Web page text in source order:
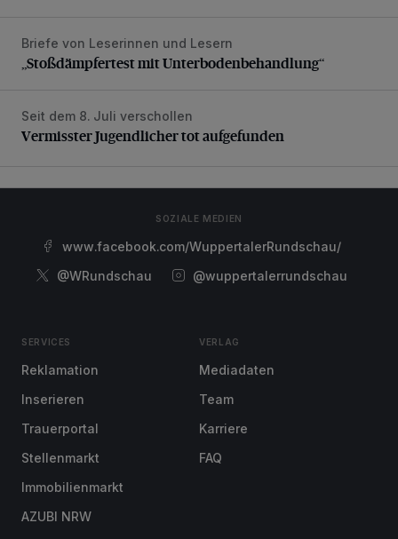
„Stoßdämpfertest mit Unterbodenbehandlung“
Briefe von Leserinnen und Lesern
„Stoßdämpfertest mit Unterbodenbehandlung“
Vermisster Jugendlicher tot aufgefunden
Seit dem 8. Juli verschollen
Vermisster Jugendlicher tot aufgefunden
SOZIALE MEDIEN
www.facebook.com/WuppertalerRundschau/
@WRundschau
@wuppertalerrundschau
SERVICES
Reklamation
Inserieren
Trauerportal
Stellenmarkt
Immobilienmarkt
AZUBI NRW
VERLAG
Mediadaten
Team
Karriere
FAQ